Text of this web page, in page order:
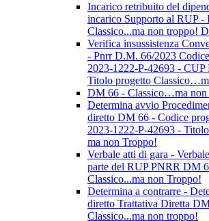
Incarico retribuito del
incarico Supporto al RUP -
Classico...ma non troppo!
Verifica insussistenza
- Pnrr D.M. 66/2023
2023-1222-P-42693 -
Titolo progetto
DM 66 - Classico…ma non
Determina avvio
diretto DM 66 - Codice
2023-1222-P-42693 -
ma non Troppo!
Verbale atti di gara -
parte del RUP PNRR DM
Classico...ma non Troppo!
Determina a contrarre -
diretto Trattativa Diretta
Classico...ma non troppo!